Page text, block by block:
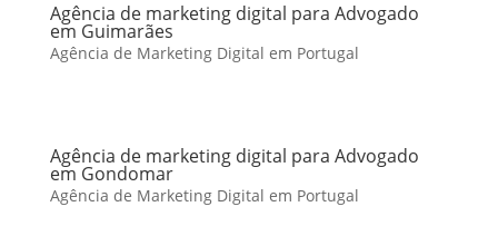
Agência de marketing digital para Advogado
em Guimarães
Agência de Marketing Digital em Portugal
Agência de marketing digital para Advogado
em Gondomar
Agência de Marketing Digital em Portugal